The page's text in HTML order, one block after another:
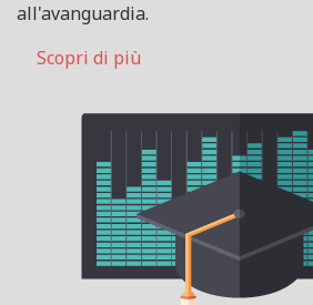
all'avanguardia.
Scopri di più